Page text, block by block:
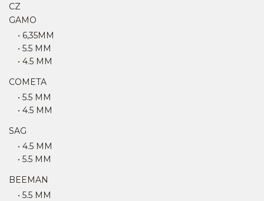
CZ
GAMO
• 6,35MM
• 5.5 MM
• 4.5 MM
COMETA
• 5.5 MM
• 4.5 MM
SAG
• 4.5 MM
• 5.5 MM
BEEMAN
• 5.5 MM